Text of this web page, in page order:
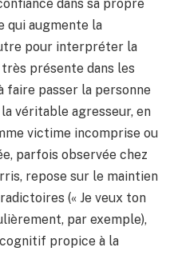
dans sa propre
qui augmente la
pour interpréter la
très présente dans les
faire passer la personne
véritable agresseur, en
victime incomprise ou
parfois observée chez
repose sur le maintien
(« Je veux ton
par exemple),
propice à la